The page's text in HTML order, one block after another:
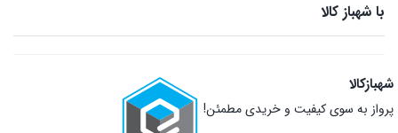
با شهباز کالا
شهبازکالا
پرواز به سوی کیفیت و خریدی مطمئن!